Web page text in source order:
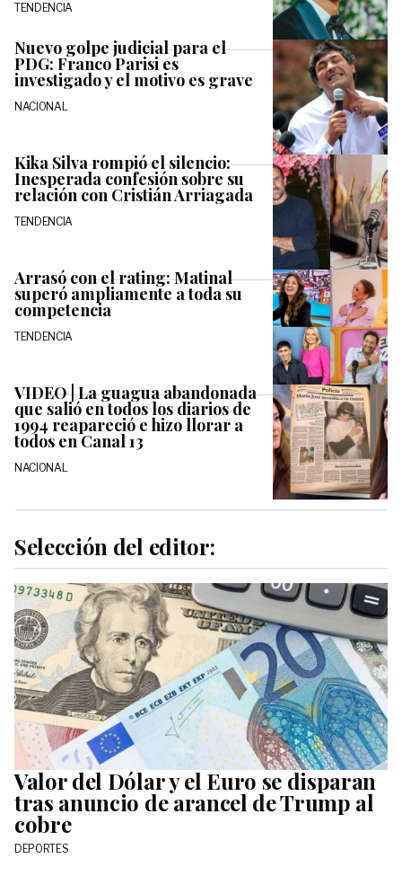
TENDENCIA
Nuevo golpe judicial para el
PDG: Franco Parisi es
investigado y el motivo es grave
NACIONAL
Kika Silva rompió el silencio:
Inesperada confesión sobre su
relación con Cristián Arriagada
TENDENCIA
Arrasó con el rating: Matinal
superó ampliamente a toda su
competencia
TENDENCIA
VIDEO | La guagua abandonada
que salió en todos los diarios de
1994 reapareció e hizo llorar a
todos en Canal 13
NACIONAL
Selección del editor:
Valor del Dólar y el Euro se disparan
tras anuncio de arancel de Trump al
cobre
DEPORTES